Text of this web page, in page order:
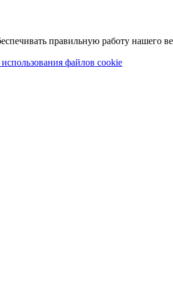
правильную работу нашего
файлов cookie